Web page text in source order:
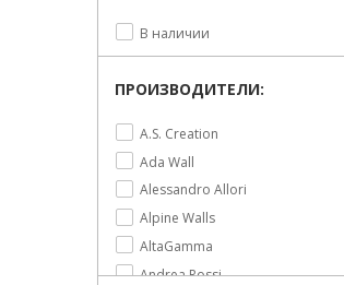
В наличии
ПРОИЗВОДИТЕЛИ:
A.S. Creation
Ada Wall
Alessandro Allori
Alpine Walls
AltaGamma
Andrea Rossi